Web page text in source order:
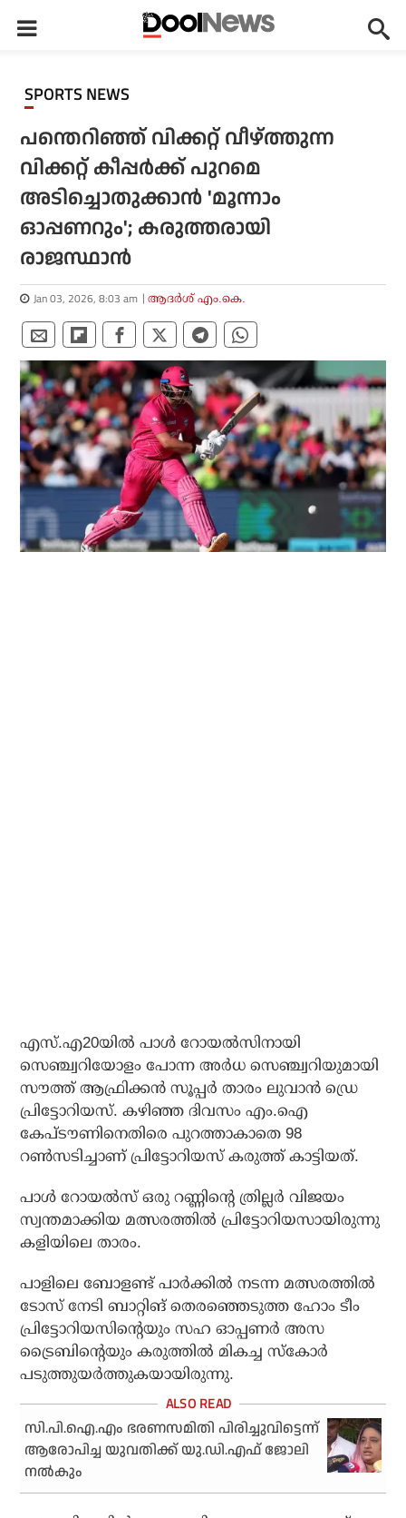
SPORTS NEWS
പന്തെറിഞ്ഞ് വിക്കറ്റ് വീഴ്ത്തുന്ന
വിക്കറ്റ് കീപ്പര്‍ക്ക് പുറമെ
അടിച്ചൊതുക്കാന്‍ 'മൂന്നാം
ഓപ്പണറും'; കരുത്തരായി
രാജസ്ഥാന്‍
Jan 03, 2026, 8:03 am ആദർശ് എം.കെ.
എസ്.എ20യില്‍ പാള്‍ റോയല്‍സിനായി
സെഞ്ച്വറിയോളം പോന്ന അര്‍ധ സെഞ്ച്വറിയുമായി
സൗത്ത് ആഫ്രിക്കന്‍ സൂപ്പര്‍ താരം ലുവാന്‍ ഡ്രെ
പ്രിട്ടോറിയസ്. കഴിഞ്ഞ ദിവസം എം.ഐ
കേപ്ടൗണിനെതിരെ പുറത്താകാതെ 98
റണ്‍സടിച്ചാണ് പ്രിട്ടോറിയസ് കരുത്ത് കാട്ടിയത്.
പാള്‍ റോയല്‍സ് ഒരു റണ്ണിന്റെ ത്രില്ലര്‍ വിജയം
സ്വന്തമാക്കിയ മത്സരത്തില്‍ പ്രിട്ടോറിയസായിരുന്നു
കളിയിലെ താരം.
പാളിലെ ബോളണ്ട് പാര്‍ക്കില്‍ നടന്ന മത്സരത്തില്‍
ടോസ് നേടി ബാറ്റിങ് തെരഞ്ഞെടുത്ത ഹോം ടീം
പ്രിട്ടോറിയസിന്റെയും സഹ ഓപ്പണര്‍ അസ
ട്രൈബിന്റെയും കരുത്തില്‍ മികച്ച സ്‌കോര്‍
പടുത്തുയര്‍ത്തുകയായിരുന്നു.
സി.പി.ഐ.എം ഭരണസമിതി പിരിച്ചുവിട്ടെന്ന്
ആരോപിച്ച യുവതിക്ക് യു.ഡി.എഫ് ജോലി
നല്‍കും